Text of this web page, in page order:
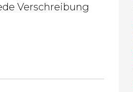
Verschreibung